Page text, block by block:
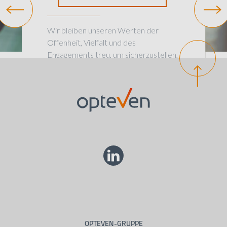
Wir bleiben unseren Werten der
Offenheit, Vielfalt und des
Engagements treu, um sicherzustellen,
OPTEVEN-GRUPPE